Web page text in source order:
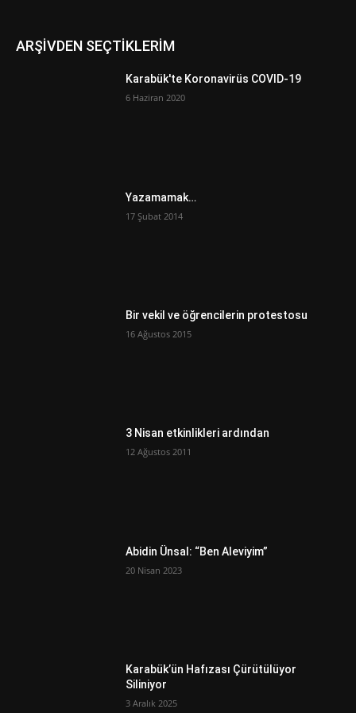
ARŞİVDEN SEÇTİKLERİM
Karabük'te Koronavirüs COVID-19
6 Haziran 2020
Yazamamak…
17 Şubat 2014
Bir vekil ve öğrencilerin protestosu
16 Ağustos 2015
3 Nisan etkinlikleri ardından
12 Ağustos 2011
Abidin Ünsal: “Ben Aleviyim”
20 Nisan 2023
Karabük’ün Hafızası Çürütülüyor
Siliniyor
3 Aralık 2025